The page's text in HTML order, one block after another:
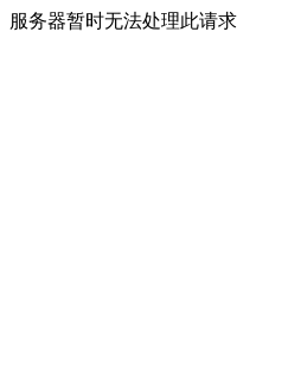
服务器暂时无法处理此请求